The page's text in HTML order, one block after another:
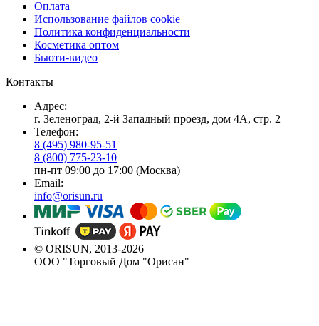
Оплата
Использование файлов cookie
Политика конфиденциальности
Косметика оптом
Бьюти-видео
Контакты
Адрес:
г. Зеленоград, 2-й Западный проезд, дом 4А, стр. 2
Телефон:
8 (495) 980-95-51
8 (800) 775-23-10
пн-пт 09:00 до 17:00 (Москва)
Email:
info@orisun.ru
© ORISUN, 2013-2026
ООО "Торговый Дом "Орисан"